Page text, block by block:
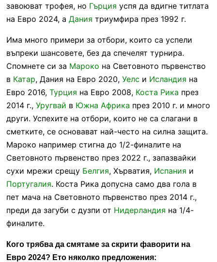
завоюват трофея, но Гърция успя да вдигне титлата
на Евро 2024, а Дания триумфира през 1992 г.
Има много примери за отбори, които са успели
въпреки шансовете, без да спечелят турнира.
Спомнете си за Мароко на Световното първенство
в Катар, Дания на Евро 2020, Уелс и Исландия на
Евро 2016, Турция на Евро 2008, Коста Рика през
2014 г., Уругвай в Южна Африка през 2010 г. и много
други. Успехите на отбори, които не са слагани в
сметките, се основават най-често на силна защита.
Мароко например стигна до 1/2-финалите на
Световното първенство през 2022 г., запазвайки
сухи мрежи срещу Белгия, Хърватия, Испания и
Португалия. Коста Рика допусна само два гола в
пет мача на Световното първенство през 2014 г.,
преди да загуби с дузпи от Нидерландия на 1/4-
финалите.
Кого трябва да смятаме за скрити фаворити на
Евро 2024? Ето няколко предложения: